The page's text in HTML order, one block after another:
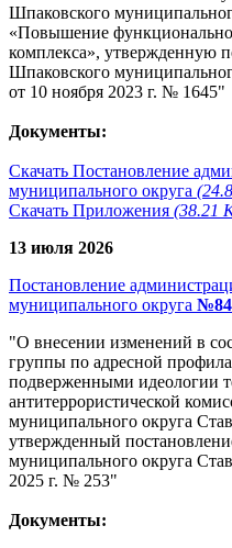
Шпаковского
«Повышение
комплекса», утвержденную
Шпаковского
от 10 ноября 2023 г. № 1645"
Документы:
Скачать Постановление
муниципального округа
Скачать Приложения (38.21
13 июля 2026
Постановление
муниципального округа
"О внесении изменений в
группы по адресной
подверженными идеологии
антитеррористической
муниципального округа
утвержденный
муниципального округа
2025 г. № 253"
Документы: